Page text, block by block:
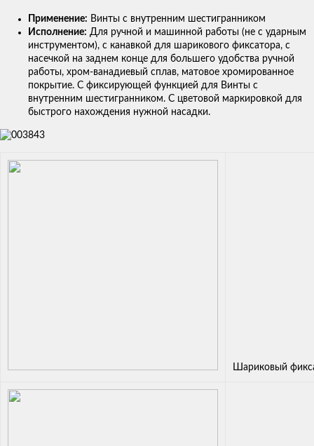
Применение: Винты с внутренним шестигранником
Исполнение: Для ручной и машинной работы (не с ударным
инструментом), с канавкой для шарикового фиксатора, с
насечкой на заднем конце для большего удобства ручной
работы, хром-ванадиевый сплав, матовое хромированное
покрытие. С фиксирующей функцией для Винты с
внутренним шестигранником. С цветовой маркировкой для
быстрого нахождения нужной насадки.
Шариковый